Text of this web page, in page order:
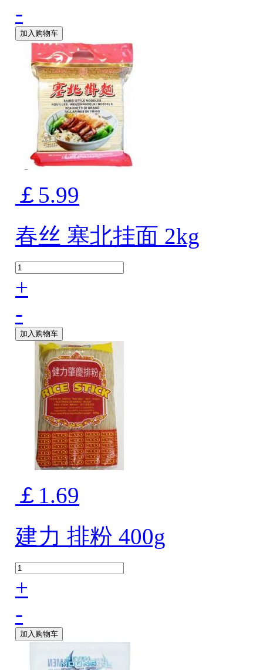
-
加入购物车
￡5.99
春丝 塞北挂面 2kg
+
-
加入购物车
￡1.69
建力 排粉 400g
+
-
加入购物车